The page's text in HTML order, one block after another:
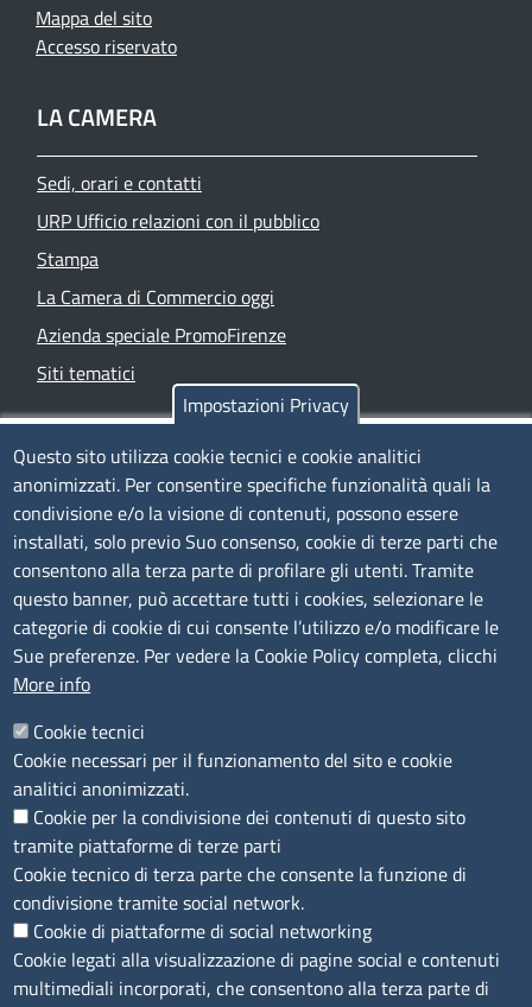
Mappa del sito
Accesso riservato
LA CAMERA
Sedi, orari e contatti
URP Ufficio relazioni con il pubblico
Stampa
La Camera di Commercio oggi
Azienda speciale PromoFirenze
Siti tematici
TRASPARENZA
Albo Online
Amministrazione trasparente
Bandi e concorsi
Segnalazioni Whistleblowing
Accessibilità
IBAN e pagamenti informatici
Informative privacy e cookie
Verifiche PA
Attuazione misure PNRR
Modulistica
SEGUICI SU
Impostazioni Privacy
Questo sito utilizza cookie tecnici e cookie analitici
anonimizzati. Per consentire specifiche funzionalità quali la
condivisione e/o la visione di contenuti, possono essere
installati, solo previo Suo consenso, cookie di terze parti che
consentono alla terza parte di profilare gli utenti. Tramite
questo banner, può accettare tutti i cookies, selezionare le
categorie di cookie di cui consente l’utilizzo e/o modificare le
Sue preferenze. Per vedere la Cookie Policy completa, clicchi
More info
Cookie tecnici
Cookie necessari per il funzionamento del sito e cookie
analitici anonimizzati.
Cookie per la condivisione dei contenuti di questo sito
tramite piattaforme di terze parti
Cookie tecnico di terza parte che consente la funzione di
condivisione tramite social network.
Cookie di piattaforme di social networking
Cookie legati alla visualizzazione di pagine social e contenuti
multimediali incorporati, che consentono alla terza parte di